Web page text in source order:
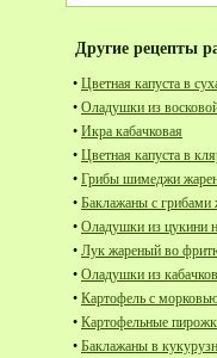
Другие рецепты
• Цветная капуста в
• Оладушки из
• Икра кабачковая
• Цветная капуста в
• Грибы шимеджи
• Баклажаны с грибами
• Оладушки из цукини
• Лук жареный во
• Оладушки из кабачков
• Картофель с
• Картофельные
• Баклажаны в